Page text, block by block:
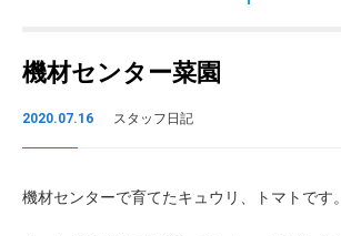
機材センター菜園
2020.07.16 スタッフ日記
機材センターで育てたキュウリ、トマトです。